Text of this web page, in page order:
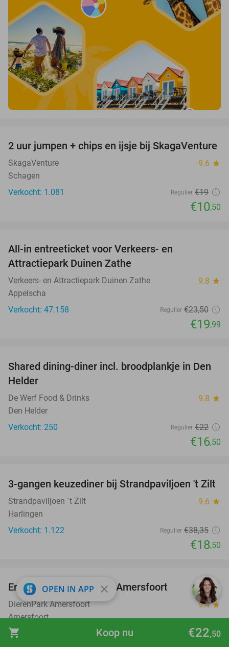
shopping_cart €22,50
Koop nu
45%
2 uur jumpen + chips en ijsje bij SkagaVenture
SkagaVenture 9.6 star
Schagen
Verkocht: 1.081
Regulier €19
€10,50
All-in entreeticket voor Verkeers- en
Attractiepark Duinen Zathe
Verkeers- en Attractiepark Duinen Zathe 9.8 star
Appelscha
Verkocht: 47.158
Regulier €23,50
€19,99
25%
Shared dining-diner incl. broodplankje in Den
Helder
De Werf Food & Drinks 9.8 star
Den Helder
Verkocht: 250
Regulier €22
€16,50
52%
3-gangen keuzediner bij Strandpaviljoen 't Zilt
Strandpaviljoen ´t Zilt 9.6 star
Harlingen
Verkocht: 1.122
Regulier €38,35
€18,50
24%
Entree voor DierenPark Amersfoort
DierenPark Amersfoort 9.4star
Amersfoort
Verkocht: 9.395
€31,50
OPEN IN APP close